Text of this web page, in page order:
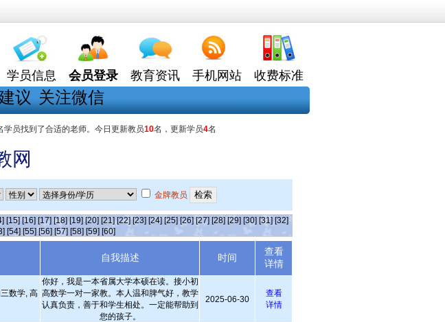
学员信息 会员登录 教育资讯 手机网站 收费标准
议 关注微信
学员找到了合适的老师。今日更新教员10名，更新学员4名
网
金牌教员
[15] [16] [17] [18] [19] [20] [21] [22] [23] [24] [25] [26] [27] [28] [29] [30] [31] [32]
[54] [55] [56] [57] [58] [59] [60]
自我描述 时间
查看
详情
数学, 高
你好，我是一本省属大学本硕在读。接小初
高数学一对一家教。本人温和脾气好，教学
认真负责，善于和学生相处。一定能帮助到
您的孩子。
2025-06-30
查看
详情